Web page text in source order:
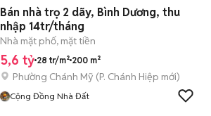
Bán nhà trọ 2 dãy, Bình Dương, thu
nhập 14tr/tháng
Nhà mặt phố, mặt tiền
5,6 tỷ 28 tr/m² 200 m²
Phường Chánh Mỹ (P. Chánh Hiệp mới)
Cộng Đồng Nhà Đất